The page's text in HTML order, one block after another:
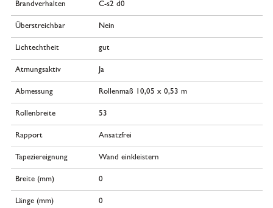
Brandverhalten C-s2 d0
Überstreichbar Nein
Lichtechtheit gut
Atmungsaktiv Ja
Abmessung Rollenmaß 10,05 x 0,53 m
Rollenbreite 53
Rapport Ansatzfrei
Tapeziereignung Wand einkleistern
Breite (mm) 0
Länge (mm) 0